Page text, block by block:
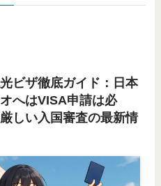
ビザ徹底ガイド：日本
へはVISA申請は必
しい入国審査の最新情